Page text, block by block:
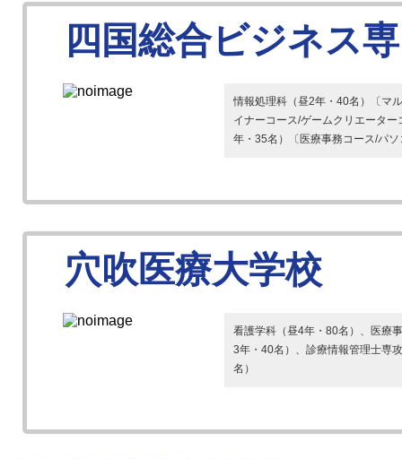
四国総合ビジネス
情報処理科（昼2年・40名）〔マ
イナーコース/ゲームクリエータ
年・35名）〔医療事務コース/パ
穴吹医療大学校
看護学科（昼4年・80名）、医療
3年・40名）、診療情報管理士専
名）